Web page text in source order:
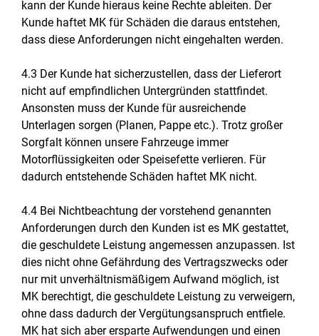
kann der Kunde hieraus keine Rechte ableiten. Der
Kunde haftet MK für Schäden die daraus entstehen,
dass diese Anforderungen nicht eingehalten werden.
4.3 Der Kunde hat sicherzustellen, dass der Lieferort
nicht auf empfindlichen Untergründen stattfindet.
Ansonsten muss der Kunde für ausreichende
Unterlagen sorgen (Planen, Pappe etc.). Trotz großer
Sorgfalt können unsere Fahrzeuge immer
Motorflüssigkeiten oder Speisefette verlieren. Für
dadurch entstehende Schäden haftet MK nicht.
4.4 Bei Nichtbeachtung der vorstehend genannten
Anforderungen durch den Kunden ist es MK gestattet,
die geschuldete Leistung angemessen anzupassen. Ist
dies nicht ohne Gefährdung des Vertragszwecks oder
nur mit unverhältnismäßigem Aufwand möglich, ist
MK berechtigt, die geschuldete Leistung zu verweigern,
ohne dass dadurch der Vergütungsanspruch entfiele.
MK hat sich aber ersparte Aufwendungen und einen